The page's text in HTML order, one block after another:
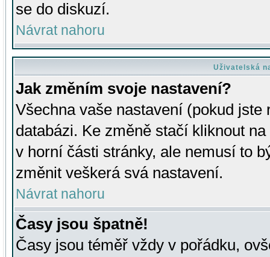
se do diskuzí.
Návrat nahoru
Uživatelská
Jak změním svoje nastavení?
Všechna vaše nastavení (pokud
databázi. Ke změně stačí kliknout
v horní části stránky, ale nemusí to
změnit veškerá svá nastavení.
Návrat nahoru
Časy jsou špatně!
Časy jsou téměř vždy v pořádku,